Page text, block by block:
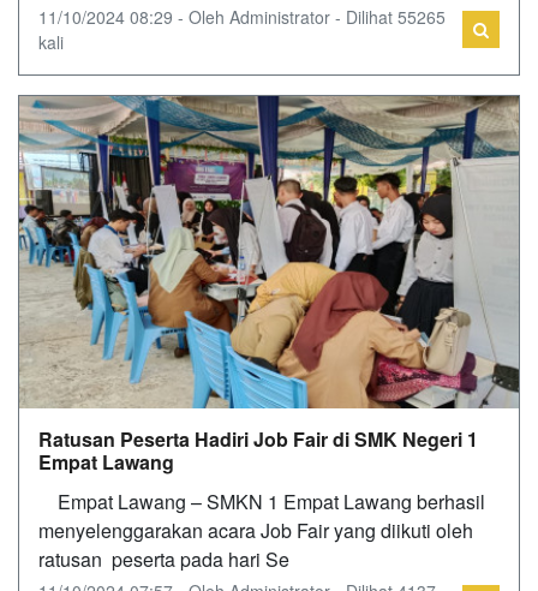
11/10/2024 08:29 - Oleh Administrator - Dilihat 55265
kali
Ratusan Peserta Hadiri Job Fair di SMK Negeri 1
Empat Lawang
Empat Lawang – SMKN 1 Empat Lawang berhasil
menyelenggarakan acara Job Fair yang diikuti oleh
ratusan peserta pada hari Se